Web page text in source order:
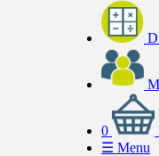
0
☰ Menu